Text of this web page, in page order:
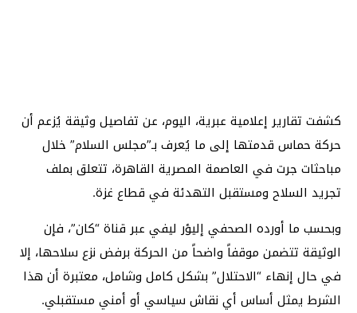
كشفت تقارير إعلامية عبرية، اليوم، عن تفاصيل وثيقة يُزعم أن
حركة حماس قدمتها إلى ما يُعرف بـ”مجلس السلام” خلال
مباحثات جرت في العاصمة المصرية القاهرة، تتعلق بملف
تجريد السلاح ومستقبل التهدئة في قطاع غزة.
وبحسب ما أورده الصحفي إليؤر ليفي عبر قناة “كان”، فإن
الوثيقة تتضمن موقفاً واضحاً من الحركة برفض نزع سلاحها، إلا
في حال إنهاء “الاحتلال” بشكل كامل وشامل، معتبرة أن هذا
الشرط يمثل أساس أي نقاش سياسي أو أمني مستقبلي.